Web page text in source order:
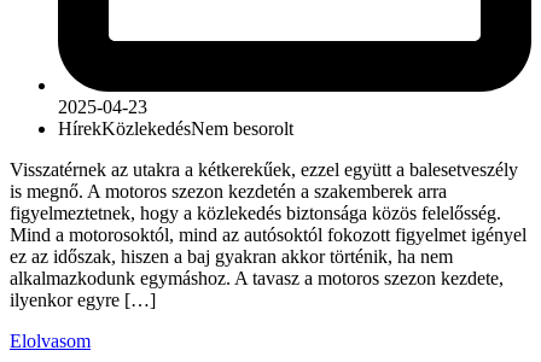
2025-04-23
HírekKözlekedésNem besorolt
Visszatérnek az utakra a kétkerekűek, ezzel együtt a balesetveszély
is megnő. A motoros szezon kezdetén a szakemberek arra
figyelmeztetnek, hogy a közlekedés biztonsága közös felelősség.
Mind a motorosoktól, mind az autósoktól fokozott figyelmet igényel
ez az időszak, hiszen a baj gyakran akkor történik, ha nem
alkalmazkodunk egymáshoz. A tavasz a motoros szezon kezdete,
ilyenkor egyre […]
Elolvasom